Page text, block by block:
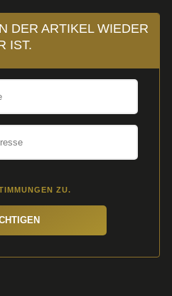
DER ARTIKEL WIEDER
IST.
ZU.